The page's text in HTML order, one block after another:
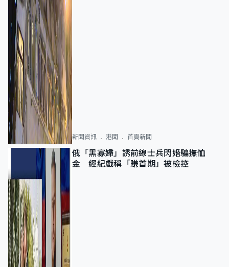
新聞資訊 港聞 首頁新聞
俄「黑寡婦」誘前線士兵閃婚騙撫恤
金 經紀戲稱「賺首期」被檢控